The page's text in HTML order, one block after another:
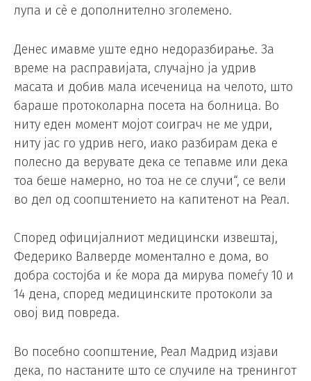
лупа и сè е дополнително зголемено.
Денес имавме уште едно недоразбирање. За
време на расправијата, случајно ја удрив
масата и добив мала исеченица на челото, што
бараше протоколарна посета на болница. Во
ниту еден момент мојот соиграч не ме удри,
ниту јас го удрив него, иако разбирам дека е
полесно да верувате дека се тепавме или дека
тоа беше намерно, но тоа не се случи“, се вели
во дел од соопштението на капитенот на Реал.
Според официјалниот медицински извештај,
Федерико Валверде моментално е дома, во
добра состојба и ќе мора да мирува помеѓу 10 и
14 дена, според медицинските протоколи за
овој вид повреда.
Во посебно соопштение, Реал Мадрид изјави
дека, по настаните што се случиле на тренингот